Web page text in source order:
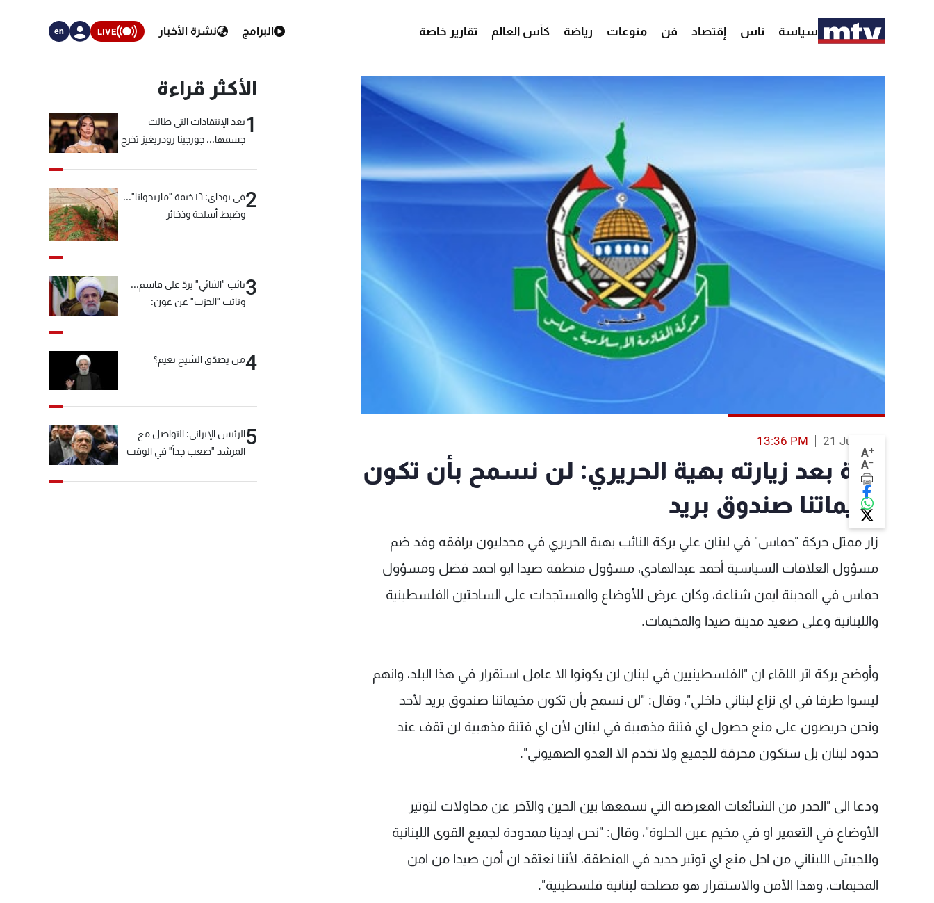
سياسة ناس إقتصاد فن منوعات رياضة كأس العالم تقارير خاصة البرامج نشرة الأخبار LIVE
en
A+
A-
21 Jul 2013
13:36 PM
بركة بعد زيارته بهية الحريري: لن نسمح بأن تكون
مخيماتنا صندوق بريد
زار ممثل حركة "حماس" في لبنان علي بركة النائب بهية الحريري في مجدليون يرافقه وفد ضم
مسؤول العلاقات السياسية أحمد عبدالهادي، مسؤول منطقة صيدا ابو احمد فضل ومسؤول
حماس في المدينة ايمن شناعة، وكان عرض للأوضاع والمستجدات على الساحتين الفلسطينية
واللبنانية وعلى صعيد مدينة صيدا والمخيمات.
وأوضح بركة اثر اللقاء ان "الفلسطينيين في لبنان لن يكونوا الا عامل استقرار في هذا البلد، وانهم
ليسوا طرفا في اي نزاع لبناني داخلي"، وقال: "لن نسمح بأن تكون مخيماتنا صندوق بريد لأحد
ونحن حريصون على منع حصول اي فتنة مذهبية في لبنان لأن اي فتنة مذهبية لن تقف عند
حدود لبنان بل ستكون محرقة للجميع ولا تخدم الا العدو الصهيوني".
ودعا الى "الحذر من الشائعات المغرضة التي نسمعها بين الحين والآخر عن محاولات لتوتير
الأوضاع في التعمير او في مخيم عين الحلوة"، وقال: "نحن ايدينا ممدودة لجميع القوى اللبنانية
وللجيش اللبناني من اجل منع اي توتير جديد في المنطقة، لأننا نعتقد ان أمن صيدا من امن
المخيمات، وهذا الأمن والاستقرار هو مصلحة لبنانية فلسطينية".
الأكثر قراءة
1بعد الإنتقادات التي طالت
جسمها... جورجينا رودريغيز تخرج
2
في بوداي: ١٦ خيمة "ماريجوانا"...
وضبط أسلحة وذخائر
3نائب "الثنائي" يردّ على قاسم...
ونائب "الحزب" عن عون:
4من يصدّق الشيخ نعيم؟
5الرئيس الإيراني: التواصل مع
المرشد "صعب جداً" في الوقت